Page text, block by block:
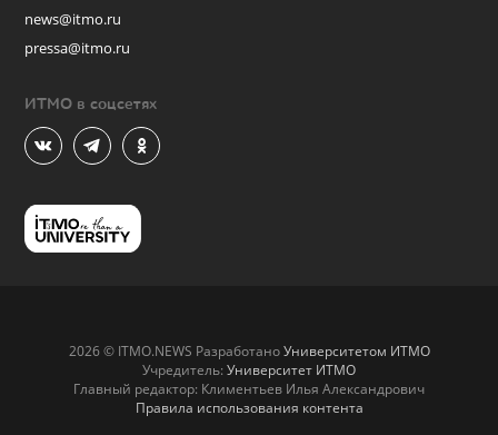
news@itmo.ru
pressa@itmo.ru
ИТМО в соцсетях
2026 © ITMO.NEWS РазработаноУниверситетом ИТМО
Учредитель: Университет ИТМО
Главный редактор: Климентьев Илья Александрович
Правила использования контента